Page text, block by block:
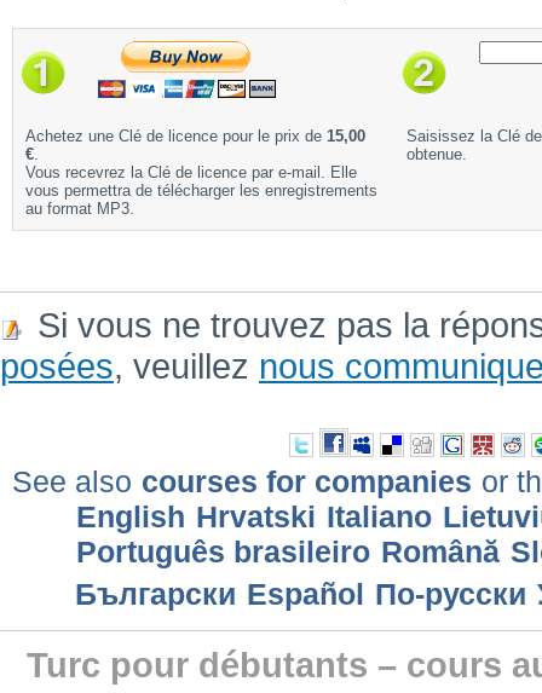
Achetez une Clé de licence pour le prix de 15,00
€.
Vous recevrez la Clé de licence par e-mail. Elle
vous permettra de télécharger les enregistrements
au format MP3.
Saisissez la Clé
obtenue.
Si vous ne trouvez pas la
posées, veuillez nous
See also courses for companies or
English Hrvatski Italiano
Português brasileiro Română
Български Еspañol По-русски
Turc pour débutants – cours